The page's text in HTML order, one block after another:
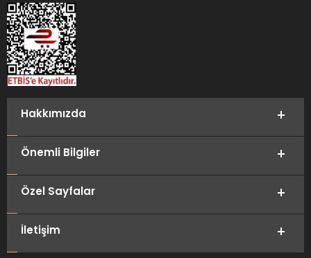
Hakkımızda
Önemli Bilgiler
Özel Sayfalar
İletişim